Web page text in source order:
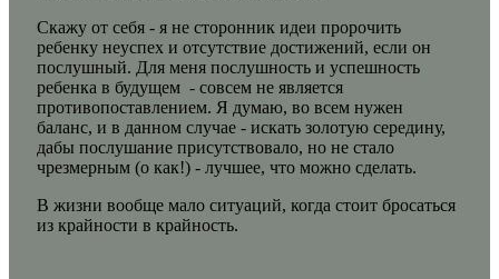
Скажу от себя - я не сторонник идеи пророчить
ребенку неуспех и отсутствие достижений, если он
послушный. Для меня послушность и успешность
ребенка в будущем - совсем не является
противопоставлением. Я думаю, во всем нужен
баланс, и в данном случае - искать золотую середину,
дабы послушание присутствовало, но не стало
чрезмерным (о как!) - лучшее, что можно сделать.
В жизни вообще мало ситуаций, когда стоит бросаться
из крайности в крайность.